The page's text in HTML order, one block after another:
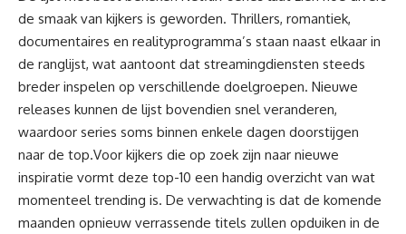
de smaak van kijkers is geworden. Thrillers, romantiek,
documentaires en realityprogramma’s staan naast elkaar in
de ranglijst, wat aantoont dat streamingdiensten steeds
breder inspelen op verschillende doelgroepen. Nieuwe
releases kunnen de lijst bovendien snel veranderen,
waardoor series soms binnen enkele dagen doorstijgen
naar de top.Voor kijkers die op zoek zijn naar nieuwe
inspiratie vormt deze top-10 een handig overzicht van wat
momenteel trending is. De verwachting is dat de komende
maanden opnieuw verrassende titels zullen opduiken in de